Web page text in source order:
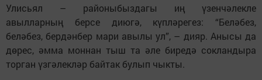
Улисьял – районыбыздагы иң үзенчәлекле
авылларның берсе диюгә, күпләрегез: “Беләбез,
беләбез, бердәнбер мари авылы ул”, – дияр. Анысы да
дөрес, әмма моннан тыш та әле биредә сокландыра
торган үзгәлекләр байтак булып чыкты.